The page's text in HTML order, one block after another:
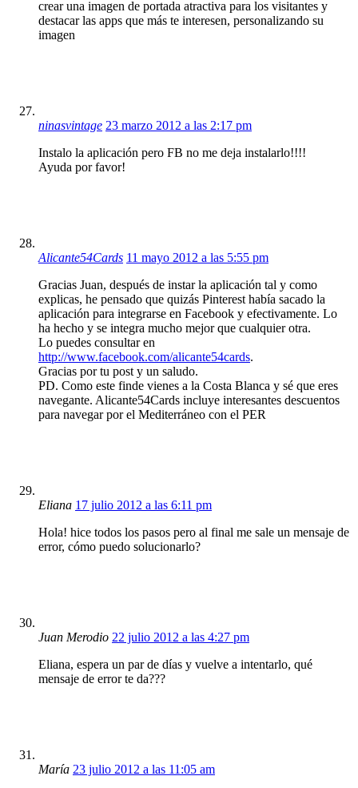
crear una imagen de portada atractiva para los visitantes y
destacar las apps que más te interesen, personalizando su
imagen
ninasvintage 23 marzo 2012 a las 2:17 pm
Instalo la aplicación pero FB no me deja instalarlo!!!!
Ayuda por favor!
Alicante54Cards 11 mayo 2012 a las 5:55 pm
Gracias Juan, después de instar la aplicación tal y como
explicas, he pensado que quizás Pinterest había sacado la
aplicación para integrarse en Facebook y efectivamente. Lo
ha hecho y se integra mucho mejor que cualquier otra.
Lo puedes consultar en
http://www.facebook.com/alicante54cards.
Gracias por tu post y un saludo.
PD. Como este finde vienes a la Costa Blanca y sé que eres
navegante. Alicante54Cards incluye interesantes descuentos
para navegar por el Mediterráneo con el PER
Eliana 17 julio 2012 a las 6:11 pm
Hola! hice todos los pasos pero al final me sale un mensaje de
error, cómo puedo solucionarlo?
Juan Merodio 22 julio 2012 a las 4:27 pm
Eliana, espera un par de días y vuelve a intentarlo, qué
mensaje de error te da???
María 23 julio 2012 a las 11:05 am